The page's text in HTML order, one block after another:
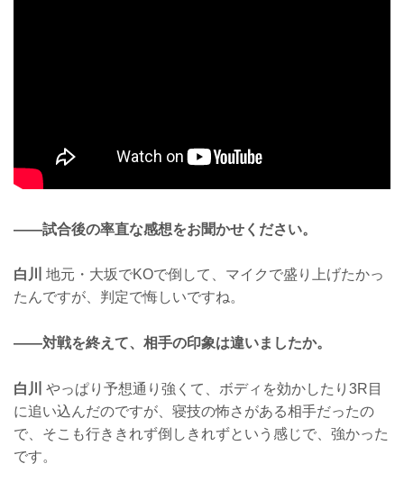
——試合後の率直な感想をお聞かせください。
白川
地元・大坂でKOで倒して、マイクで盛り上げたかっ
たんですが、判定で悔しいですね。
——対戦を終えて、相手の印象は違いましたか。
白川
やっぱり予想通り強くて、ボディを効かしたり3R目
に追い込んだのですが、寝技の怖さがある相手だったの
で、そこも行ききれず倒しきれずという感じで、強かった
です。